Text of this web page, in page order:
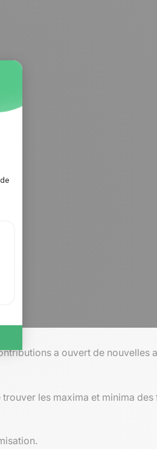
a ouvert de nouvelles
les maxima et minima